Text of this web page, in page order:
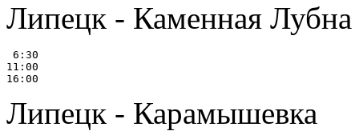
Липецк - Каменная Лубна
6:30
11:00
Липецк - Карамышевка